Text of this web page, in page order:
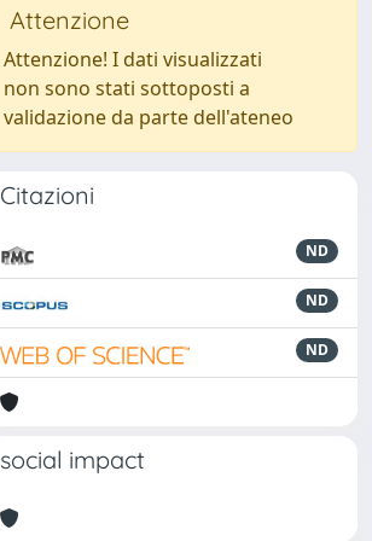
Attenzione
Attenzione! I dati visualizzati
non sono stati sottoposti a
validazione da parte dell'ateneo
Citazioni
ND
ND
ND
social impact